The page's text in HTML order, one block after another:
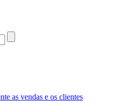
as vendas e os clientes